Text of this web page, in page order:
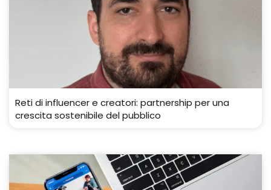
Reti di influencer e creatori: partnership per una
crescita sostenibile del pubblico